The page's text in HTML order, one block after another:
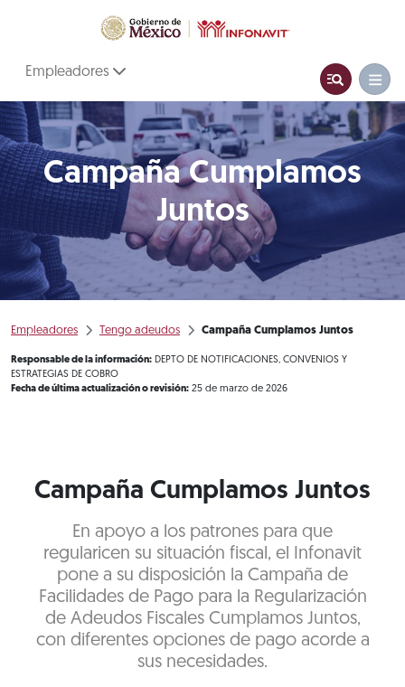
Empleadores
Campaña Cumplamos
Juntos
Empleadores Tengo adeudos Campaña Cumplamos Juntos
Responsable de la información: DEPTO DE NOTIFICACIONES, CONVENIOS Y
ESTRATEGIAS DE COBRO
Fecha de última actualización o revisión: 25 de marzo de 2026
Campaña Cumplamos Juntos
En apoyo a los patrones para que
regularicen su situación fiscal, el Infonavit
pone a su disposición la Campaña de
Facilidades de Pago para la Regularización
de Adeudos Fiscales Cumplamos Juntos,
con diferentes opciones de pago acorde a
sus necesidades.